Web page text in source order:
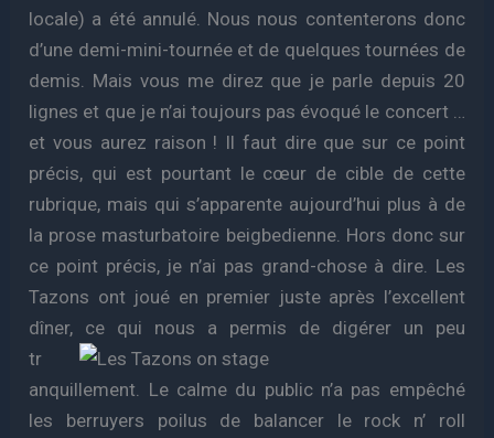
locale) a été annulé. Nous nous contenterons donc
d’une demi-mini-tournée et de quelques tournées de
demis. Mais vous me direz que je parle depuis 20
lignes et que je n’ai toujours pas évoqué le concert …
et vous aurez raison ! Il faut dire que sur ce point
précis, qui est pourtant le cœur de cible de cette
rubrique, mais qui s’apparente aujourd’hui plus à de
la prose masturbatoire beigbedienne. Hors donc sur
ce point précis, je n’ai pas grand-chose à dire. Les
Tazons ont joué en premier juste après l’excellent
dîner, ce qui nous a permis de digérer un peu
tr
anquillement. Le calme du public n’a pas empêché
les berruyers poilus de balancer le rock n’ roll